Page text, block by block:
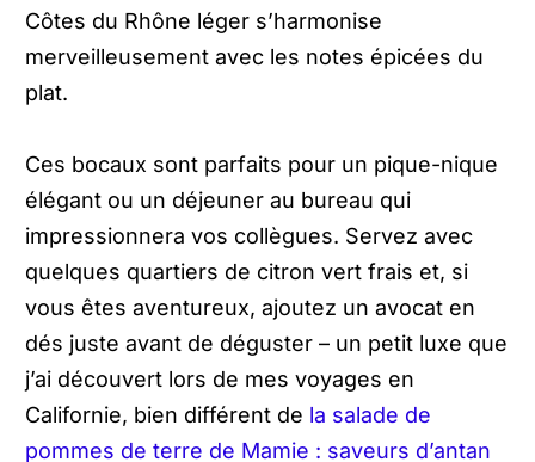
Côtes du Rhône léger s’harmonise
merveilleusement avec les notes épicées du
plat.
Ces bocaux sont parfaits pour un pique-nique
élégant ou un déjeuner au bureau qui
impressionnera vos collègues. Servez avec
quelques quartiers de citron vert frais et, si
vous êtes aventureux, ajoutez un avocat en
dés juste avant de déguster – un petit luxe que
j’ai découvert lors de mes voyages en
Californie, bien différent de la salade de
pommes de terre de Mamie : saveurs d’antan